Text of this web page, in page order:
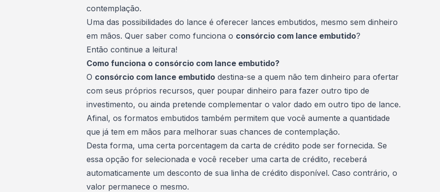
contemplação.
Uma das possibilidades do lance é oferecer lances embutidos, mesmo sem dinheiro
em mãos. Quer saber como funciona o consórcio com lance embutido?
Então continue a leitura!
Como funciona o consórcio com lance embutido?
O consórcio com lance embutido destina-se a quem não tem dinheiro para ofertar
com seus próprios recursos, quer poupar dinheiro para fazer outro tipo de
investimento, ou ainda pretende complementar o valor dado em outro tipo de lance.
Afinal, os formatos embutidos também permitem que você aumente a quantidade
que já tem em mãos para melhorar suas chances de contemplação.
Desta forma, uma certa porcentagem da carta de crédito pode ser fornecida. Se
essa opção for selecionada e você receber uma carta de crédito, receberá
automaticamente um desconto de sua linha de crédito disponível. Caso contrário, o
valor permanece o mesmo.